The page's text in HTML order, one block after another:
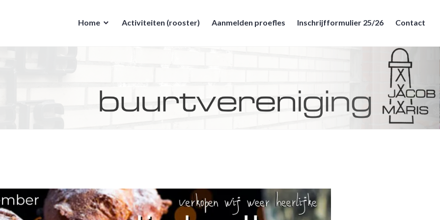
Home Activiteiten (rooster) Aanmelden proefles Inschrijfformulier 25/26 Contact